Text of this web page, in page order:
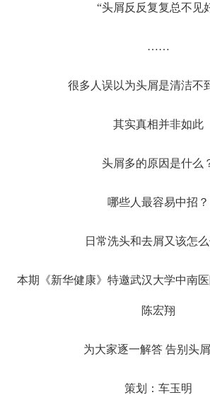
“头屑反反复复总不见
……
很多人误以为头屑是清洁不
其实真相并非如此
头屑多的原因是什么
哪些人最容易中招？
日常洗头和去屑又该怎么
本期《新华健康》特邀武汉大学中南
陈宏翔
为大家逐一解答 告别头
策划：车玉明